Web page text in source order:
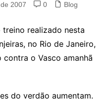
2007 0 Blog
treino realizado nesta
no Rio de Janeiro,
o Vasco amanhã
do verdão aumentam.